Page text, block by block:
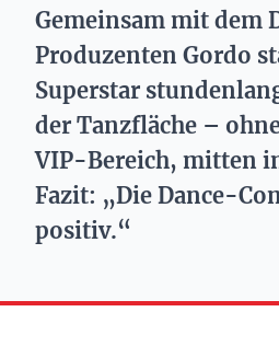
Gemeinsam mit dem
Produzenten Gordo
Superstar
der Tanzfläche –
VIP-Bereich, mitten
Fazit: „Die Dance-
positiv.“